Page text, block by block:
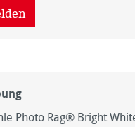
Photo Rag® Bright